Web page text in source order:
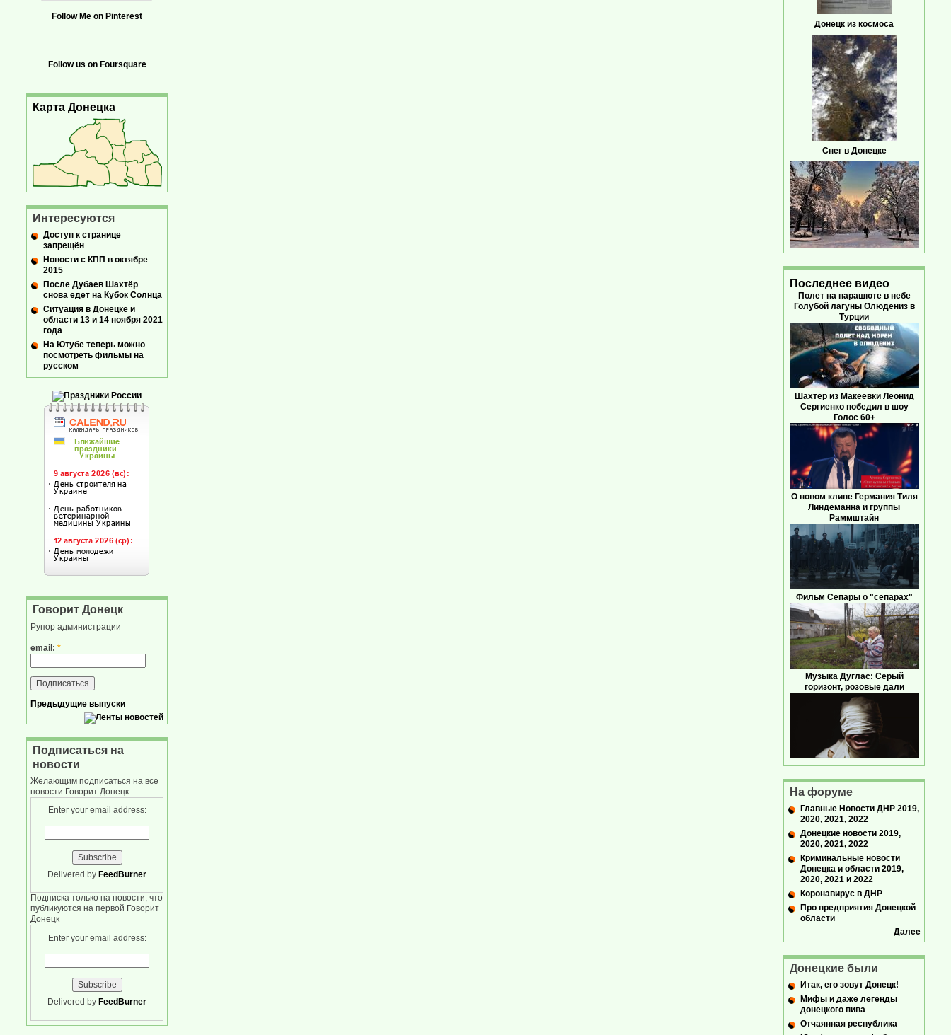
Follow Me on Pinterest
Follow us on Foursquare
Карта Донецка
Интересуются
Доступ к странице
запрещён
Новости с КПП в октябре
2015
После Дубаев Шахтёр
снова едет на Кубок Солнца
Ситуация в Донецке и
области 13 и 14 ноября 2021
года
На Ютубе теперь можно
посмотреть фильмы на
русском
Говорит Донецк
Рупор администрации
email: *
Предыдущие выпуски
Подписаться на
новости
Желающим подписаться на все
новости Говорит Донецк
Enter your email address:
Delivered by FeedBurner
Подписка только на новости, что
публикуются на первой Говорит
Донецк
Enter your email address:
Delivered by FeedBurner
Донецк из космоса
Снег в Донецке
Последнее видео
Полет на парашюте в небе
Голубой лагуны Олюдениз в
Турции
Шахтер из Макеевки Леонид
Сергиенко победил в шоу
Голос 60+
О новом клипе Германия Тиля
Линдеманна и группы
Раммштайн
Фильм Сепары о "сепарах"
Музыка Дуглас: Серый
горизонт, розовые дали
На форуме
Главные Новости ДНР 2019,
2020, 2021, 2022
Донецкие новости 2019,
2020, 2021, 2022
Криминальные новости
Донецка и области 2019,
2020, 2021 и 2022
Коронавирус в ДНР
Про предприятия Донецкой
области
Далее
Донецкие были
Итак, его зовут Донецк!
Мифы и даже легенды
донецкого пива
Отчаянная республика